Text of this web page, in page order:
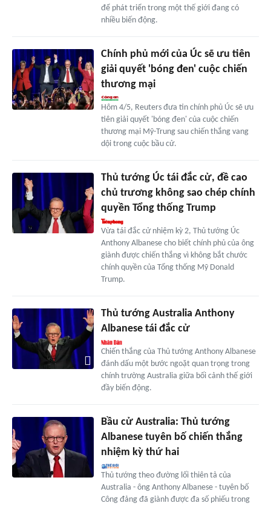
để phát triển trong một thế giới đang có
nhiều biến động.
Chính phủ mới của Úc sẽ ưu tiên
giải quyết 'bóng đen' cuộc chiến
thương mại
Hôm 4/5, Reuters đưa tin chính phủ Úc sẽ ưu
tiên giải quyết 'bóng đen' của cuộc chiến
thương mại Mỹ-Trung sau chiến thắng vang
dội trong cuộc bầu cử.
Thủ tướng Úc tái đắc cử, đề cao
chủ trương không sao chép chính
quyền Tổng thống Trump
Vừa tái đắc cử nhiệm kỳ 2, Thủ tướng Úc
Anthony Albanese cho biết chính phủ của ông
giành được chiến thắng vì không bắt chước
chính quyền của Tổng thống Mỹ Donald
Trump.
Thủ tướng Australia Anthony
Albanese tái đắc cử
Chiến thắng của Thủ tướng Anthony Albanese
đánh dấu một bước ngoặt quan trọng trong
chính trường Australia giữa bối cảnh thế giới
đầy biến động.
Bầu cử Australia: Thủ tướng
Albanese tuyên bố chiến thắng
nhiệm kỳ thứ hai
Thủ tướng theo đường lối thiên tả của
Australia - ông Anthony Albanese - tuyên bố
Công đảng đã giành được đa số phiếu trong